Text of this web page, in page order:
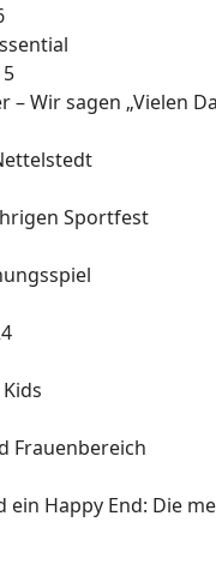
Wir sagen „Vielen
Sportfest
Frauenbereich
Happy End: Die